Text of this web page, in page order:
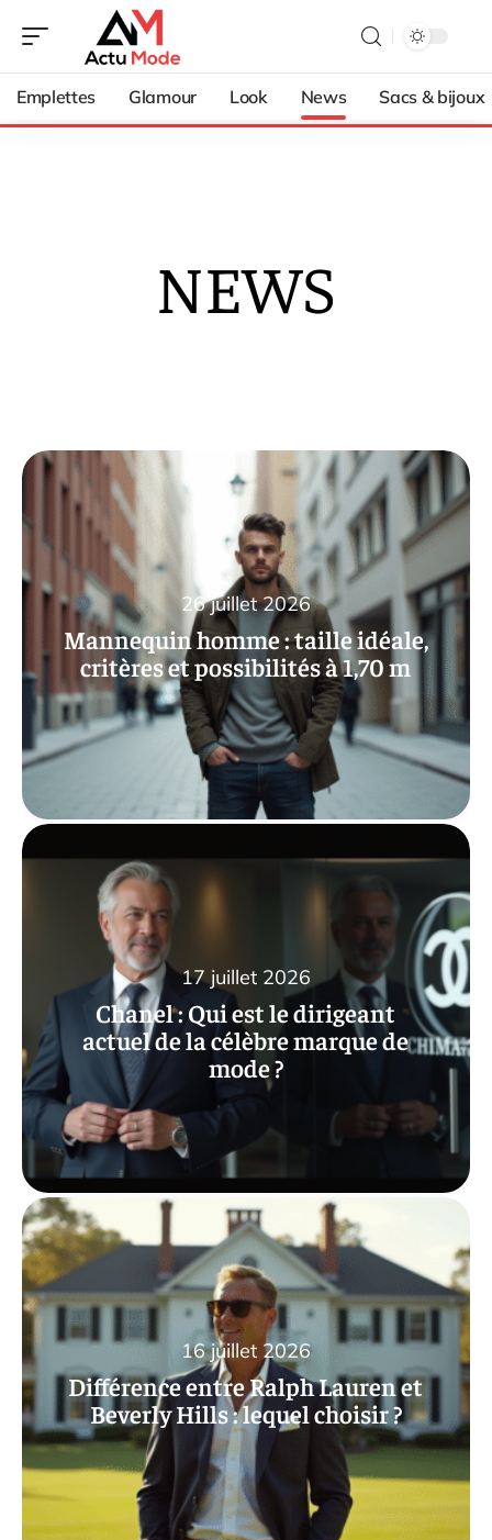
Emplettes Glamour Look News Sacs & bijoux
NEWS
Mannequin homme : taille idéale,
critères et possibilités à 1,70 m
26 juillet 2026
Chanel : Qui est le dirigeant
actuel de la célèbre marque de
mode ?
17 juillet 2026
Différence entre Ralph Lauren et
Beverly Hills : lequel choisir ?
16 juillet 2026